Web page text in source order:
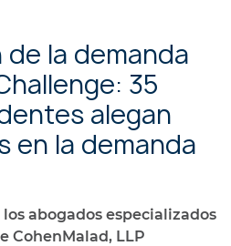
la demanda
35
alegan
en la demanda
los abogados especializados
CohenMalad, LLP